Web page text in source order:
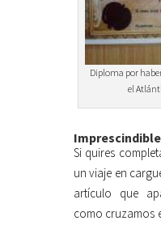
Diploma por
el
Imprescindible
Si quires
un viaje en
artículo que
como cruzamos